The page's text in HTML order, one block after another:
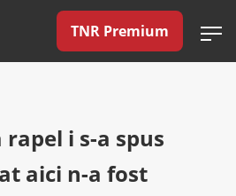
TNR Premium
i s-a spus
aici n-a fost